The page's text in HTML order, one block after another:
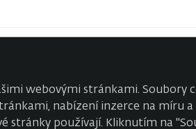
© J&T BANKA, a.s. 2026
Kontakty Wealth Report
webovými stránkami. Soubory
nabízení inzerce na míru
stránky používají. Kliknutím na